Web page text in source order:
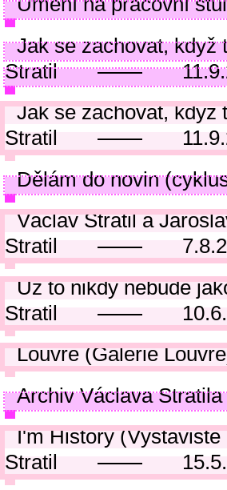
Jak se zachovat, když
Stratil
Jak se zachovat, když
Stratil
Dělám do novin
Václav Stratil a
Stratil
Už to nikdy nebude
Stratil
Louvre (Galerie
Archiv Václava Stratila
I'm History (Výstaviště
Stratil